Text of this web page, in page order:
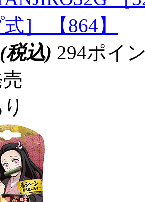
］ 【864】
(税込) 294ポイ
売